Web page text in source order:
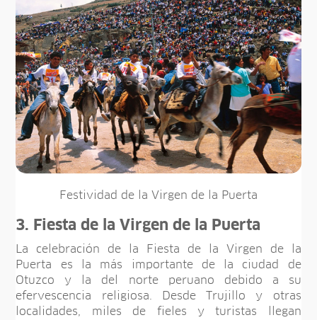
Festividad de la Virgen de la Puerta
3. Fiesta de la Virgen de la Puerta
La celebración de la Fiesta de la Virgen de la
Puerta es la más importante de la ciudad de
Otuzco y la del norte peruano debido a su
efervescencia religiosa. Desde Trujillo y otras
localidades, miles de fieles y turistas llegan